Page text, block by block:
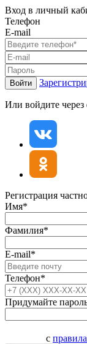
Вход в личный
Телефон
E-mail
Войти
Или войдите через
Регистрация
Имя*
Фамилия*
E-mail*
Телефон*
Придумайте
с